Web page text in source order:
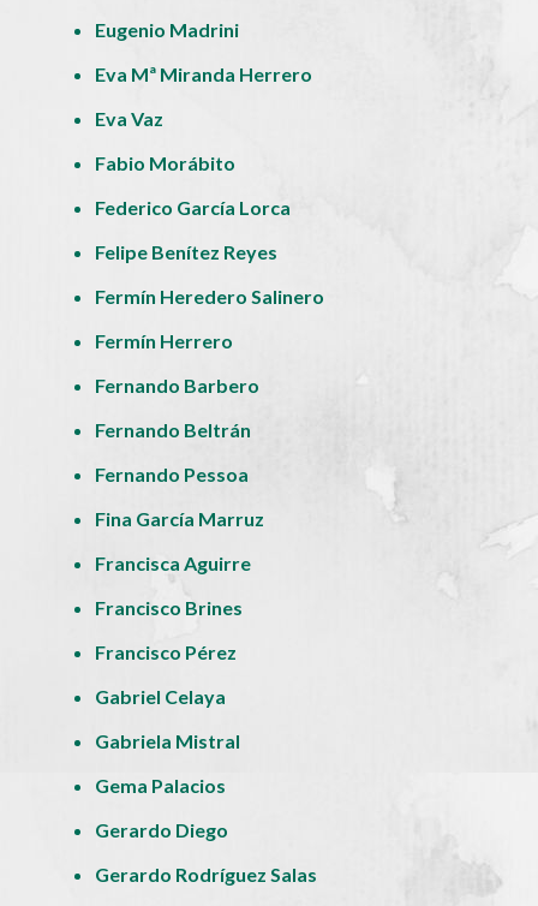
Eugenio Madrini
Eva Mª Miranda Herrero
Eva Vaz
Fabio Morábito
Federico García Lorca
Felipe Benítez Reyes
Fermín Heredero Salinero
Fermín Herrero
Fernando Barbero
Fernando Beltrán
Fernando Pessoa
Fina García Marruz
Francisca Aguirre
Francisco Brines
Francisco Pérez
Gabriel Celaya
Gabriela Mistral
Gema Palacios
Gerardo Diego
Gerardo Rodríguez Salas